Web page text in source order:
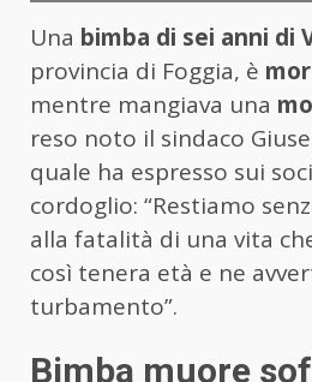
Una bimba di sei anni di
provincia di Foggia, è
mentre mangiava una
reso noto il sindaco
quale ha espresso sui
cordoglio: “Restiamo
alla fatalità di una vita
così tenera età e ne
turbamento”.
Bimba muore